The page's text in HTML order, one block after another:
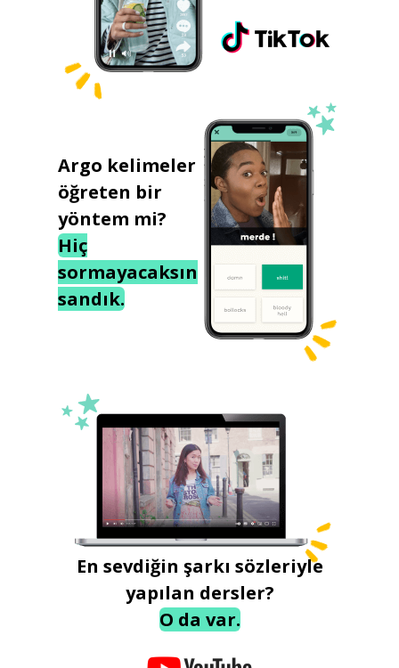
Argo kelimeler
öğreten bir
yöntem mi?
Hiç
sormayacaksın
sandık.
En sevdiğin şarkı sözleriyle
yapılan dersler?
O da var.